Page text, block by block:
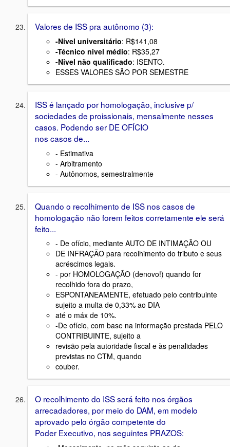
Valores de ISS pra autônomo (3):
-Nível universitário: R$141,08
-Técnico nivel médio: R$35,27
-Nivel não qualificado: ISENTO.
ESSES VALORES SÃO POR SEMESTRE
ISS é lançado por homologação, inclusive p/
sociedades de proissionais, mensalmente nesses
casos. Podendo ser DE OFÍCIO
nos casos de...
- Estimativa
- Arbitramento
- Autônomos, semestralmente
Quando o recolhimento de ISS nos casos de
homologação não forem feitos corretamente ele será
feito...
- De ofício, mediante AUTO DE INTIMAÇÃO OU
DE INFRAÇÃO para recolhimento do tributo e seus
acréscimos legais.
- por HOMOLOGAÇÃO (denovo!) quando for
recolhido fora do prazo,
ESPONTANEAMENTE, efetuado pelo contribuinte
sujeito a multa de 0,33% ao DIA
até o máx de 10%.
-De ofício, com base na informação prestada PELO
CONTRIBUINTE, sujeito a
revisão pela autoridade fiscal e às penalidades
previstas no CTM, quando
couber.
O recolhimento do ISS será feito nos órgãos
arrecadadores, por meio do DAM, em modelo
aprovado pelo órgão competente do
Poder Executivo, nos seguintes PRAZOS: